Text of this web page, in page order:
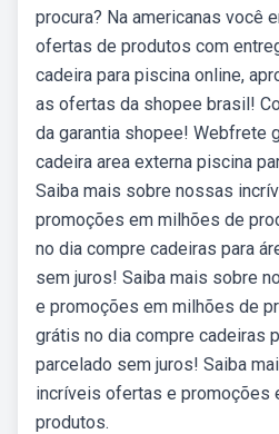
procura? Na americanas você
ofertas de produtos com
cadeira para piscina online,
as ofertas da shopee brasil!
da garantia shopee! Webfrete
cadeira area externa piscina
Saiba mais sobre nossas
promoções em milhões de
no dia compre cadeiras para
sem juros! Saiba mais sobre
e promoções em milhões de
grátis no dia compre cadeiras
parcelado sem juros! Saiba
incríveis ofertas e promoções
produtos.